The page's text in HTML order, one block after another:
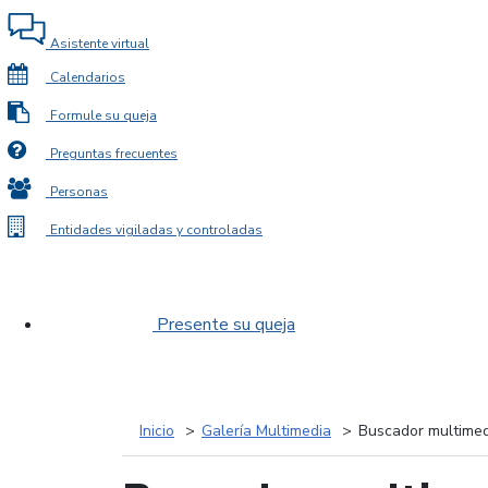
Asistente virtual
Calendarios
Formule su queja
Preguntas frecuentes
Personas
Entidades vigiladas y controladas
Presente su queja
Inicio Galería Multimedia Buscador